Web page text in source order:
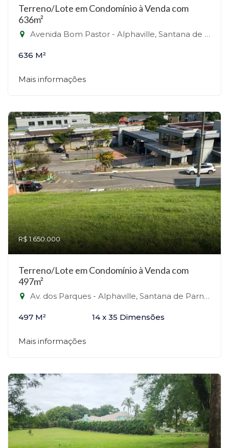
Terreno/Lote em Condomínio à Venda com
636m²
Avenida Bom Pastor - Alphaville, Santana de Parnaíba-SP
636 M²
Mais informações
R$ 1.650.000
Terreno/Lote em Condomínio à Venda com
497m²
Av. dos Parques - Alphaville, Santana de Parnaíba-SP
497 M² 14 x 35 Dimensões
Mais informações